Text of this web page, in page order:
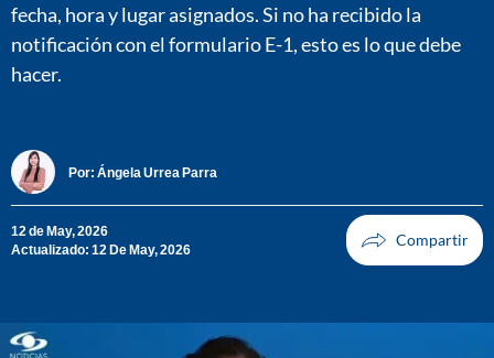
fecha, hora y lugar asignados. Si no ha recibido la
notificación con el formulario E-1, esto es lo que debe
hacer.
Por: Ángela Urrea Parra
12 de May, 2026
Actualizado: 12 De May, 2026